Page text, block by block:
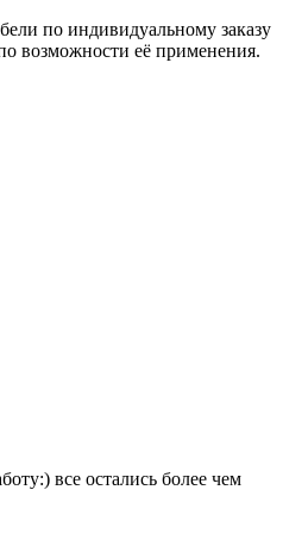
по индивидуальному заказу
возможности её применения.
все остались более чем